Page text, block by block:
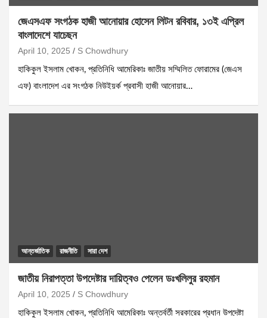
জেএসএফ সংগঠক হাজী আনোয়ার হোসেন লিটন রবিবার, ১৩ই এপ্রিল
বাংলাদেশে যাচেছন
April 10, 2025 S Chowdhury
হাকিকুল ইসলাম খোকন, প্রতিনিধি আমেরিকাঃ জাতীয় সম্মিলিত ফোরামের (জেএস
এফ) বাংলাদেশ এর সংগঠক নিউইয়র্ক প্রবাসী হাজী আনোয়ার…
আন্তর্জাতিক রাজনীতি সারা দেশ
জাতীয় নিরাপত্তা উপদেষ্টার দায়িত্বও পেলেন ডঃখলিলুর রহমান
April 10, 2025 S Chowdhury
হাকিকুল ইসলাম খোকন, প্রতিনিধি আমেরিকাঃ অন্তর্বর্তী সরকারের প্রধান উপদেষ্টা